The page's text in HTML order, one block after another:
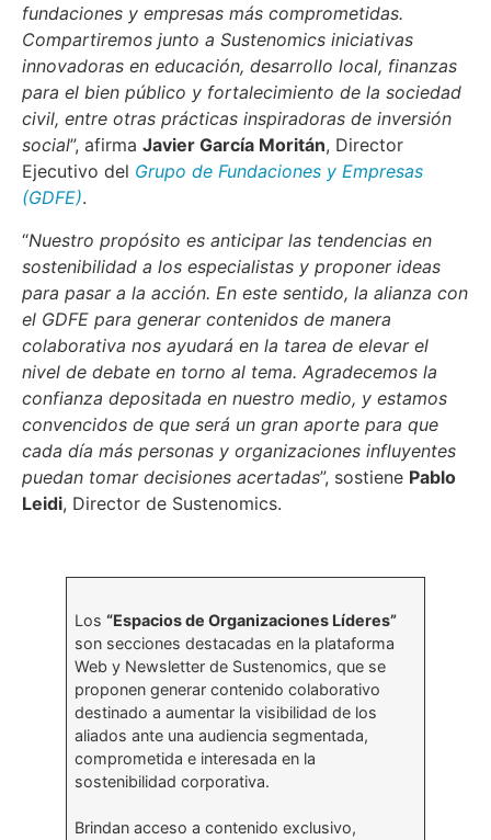
fundaciones y empresas más comprometidas.
Compartiremos junto a Sustenomics iniciativas
innovadoras en educación, desarrollo local, finanzas
para el bien público y fortalecimiento de la sociedad
civil, entre otras prácticas inspiradoras de inversión
social”, afirma Javier García Moritán, Director
Ejecutivo del Grupo de Fundaciones y Empresas
(GDFE).
“Nuestro propósito es anticipar las tendencias en
sostenibilidad a los especialistas y proponer ideas
para pasar a la acción. En este sentido, la alianza con
el GDFE para generar contenidos de manera
colaborativa nos ayudará en la tarea de elevar el
nivel de debate en torno al tema. Agradecemos la
confianza depositada en nuestro medio, y estamos
convencidos de que será un gran aporte para que
cada día más personas y organizaciones influyentes
puedan tomar decisiones acertadas”, sostiene Pablo
Leidi, Director de Sustenomics.
Los“Espacios de Organizaciones Líderes”
son secciones destacadas en la plataforma
Web y Newsletter de Sustenomics, que se
proponen generar contenido colaborativo
destinado a aumentar la visibilidad de los
aliados ante una audiencia segmentada,
comprometida e interesada en la
sostenibilidad corporativa.
Brindan acceso a contenido exclusivo,